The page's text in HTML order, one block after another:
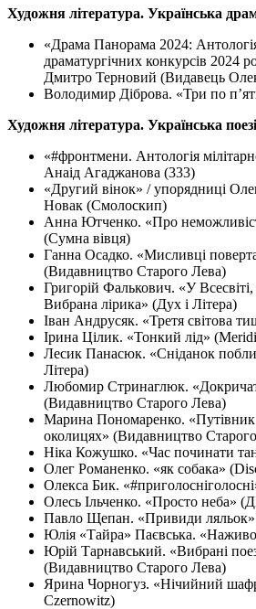
Художня література. Українська
«Драма Панорама 2024:
драматургічних конкурсів 2024
Дмитро Терновий (Видавець
Володимир Діброва. «Три по
Художня література. Українська
«#фронтмени. Антологія
Анаід Агаджанова (333)
«Другий вінок» / упорядниці
Новак (Смолоскип)
Анна Ютченко. «Про
(Сумна вівця)
Ганна Осадко. «Мисливці
(Видавництво Старого Лева)
Григорій Фалькович. «У
Вибрана лірика» (Дух і Літера)
Іван Андрусяк. «Третя світова
Ірина Цілик. «Тонкий лід»
Лесик Панасюк. «Сніданок
Літера)
Любомир Стринаглюк.
(Видавництво Старого Лева)
Марина Пономаренко.
околицях» (Видавництво
Ніка Кожушко. «Час починати
Олег Романенко. «як собака»
Олекса Бик.
Олесь Ільченко. «Просто неба»
Павло Щепан. «Привиди ляльок»
Юлія «Тайра» Паєвська.
Юрій Тарнавський. «Вибрані
(Видавництво Старого Лева)
Ярина Чорногуз. «Нічийний
Czernowitz)